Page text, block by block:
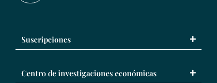
Suscripciones
Centro de investigaciones económicas